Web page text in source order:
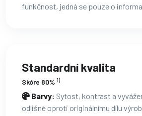
funkčnost, jedná se pouze o
Standardní kvalita
Skóre 80% 1)
Barvy: Sytost, kontrast a
odlišné oproti originálnímu dílu